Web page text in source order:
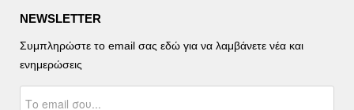
NEWSLETTER
Συμπληρώστε το email σας εδώ για να λαμβάνετε νέα και
ενημερώσεις